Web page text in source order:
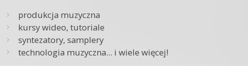
produkcja muzyczna
kursy wideo, tutoriale
syntezatory, samplery
technologia muzyczna... i wiele więcej!